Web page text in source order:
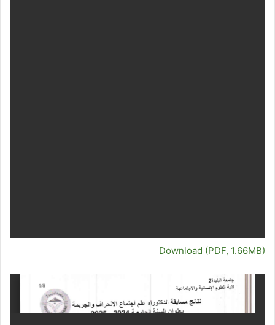
Download (PDF, 1.66MB)